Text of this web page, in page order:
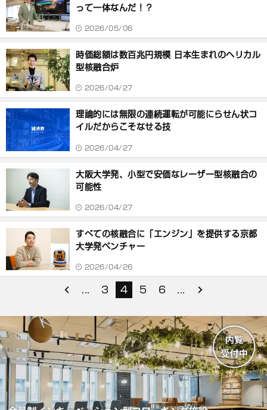
って一体なんだ！？
2026/05/06
時価総額は数百兆円規模 日本生まれのヘリカル
型核融合炉
2026/04/27
理論的には無限の連続運転が可能にらせん状コ
イルだからこそなせる技
2026/04/27
大阪大学発、小型で安価なレーザー型核融合の
可能性
2026/04/27
すべての核融合に「エンジン」を提供する京都
大学発ベンチャー
2026/04/26
... 3 4 5 6 ...